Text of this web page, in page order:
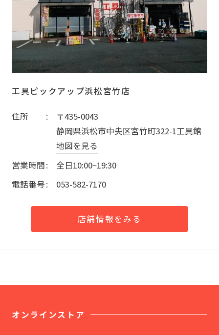
工具ピックアップ浜松宮竹店
住所
〒435-0043
静岡県浜松市中央区宮竹町322-1工具館
地図を見る
営業時間
全日10:00~19:30
電話番号
053-582-7170
店舗情報をみる
オンラインストア